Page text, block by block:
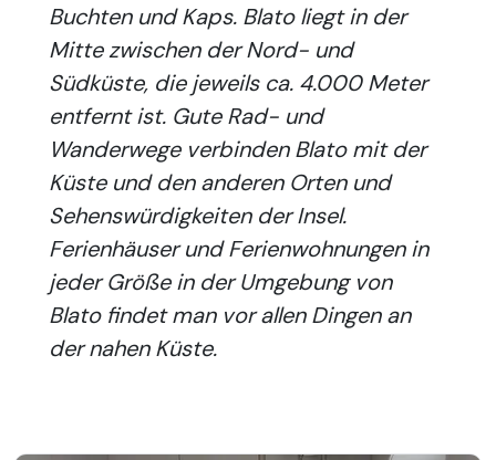
Buchten und Kaps. Blato liegt in der
Mitte zwischen der Nord- und
Südküste, die jeweils ca. 4.000 Meter
entfernt ist. Gute Rad- und
Wanderwege verbinden Blato mit der
Küste und den anderen Orten und
Sehenswürdigkeiten der Insel.
Ferienhäuser und Ferienwohnungen in
jeder Größe in der Umgebung von
Blato findet man vor allen Dingen an
der nahen Küste.